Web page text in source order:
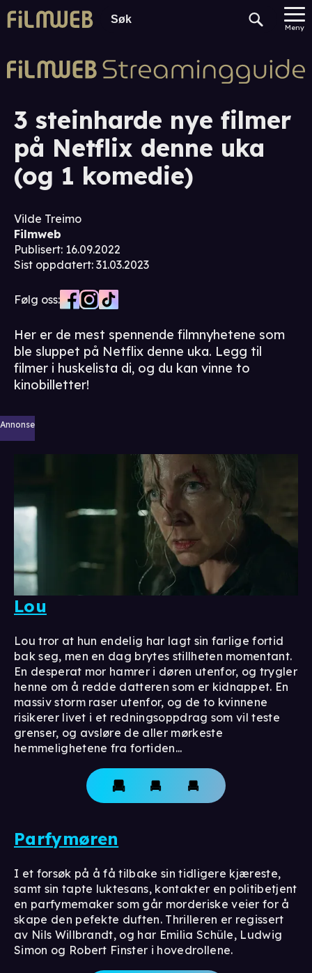
Meny
3 steinharde nye filmer
på Netflix denne uka
(og 1 komedie)
Vilde Treimo
Filmweb
Publisert: 16.09.2022
Sist oppdatert: 31.03.2023
Følg oss:
Her er de mest spennende filmnyhetene som
ble sluppet på Netflix denne uka. Legg til
filmer i huskelista di, og du kan vinne to
kinobilletter!
Annonse
Lou
Lou tror at hun endelig har lagt sin farlige fortid
bak seg, men en dag brytes stillheten momentant.
En desperat mor hamrer i døren utenfor, og trygler
henne om å redde datteren som er kidnappet. En
massiv storm raser utenfor, og de to kvinnene
risikerer livet i et redningsoppdrag som vil teste
grenser, og avsløre de aller mørkeste
hemmelighetene fra fortiden...
Parfymøren
I et forsøk på å få tilbake sin tidligere kjæreste,
samt sin tapte luktesans, kontakter en politibetjent
en parfymemaker som går morderiske veier for å
skape den pefekte duften. Thrilleren er regissert
av Nils Willbrandt, og har Emilia Schüle, Ludwig
Simon og Robert Finster i hovedrollene.